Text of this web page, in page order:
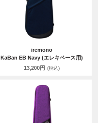
iremono
KaBan EB Navy (エレキベース用)
13,200円 (税込)